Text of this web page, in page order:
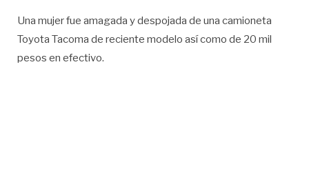
Una mujer fue amagada y despojada de una camioneta
Toyota Tacoma de reciente modelo así como de 20 mil
pesos en efectivo.